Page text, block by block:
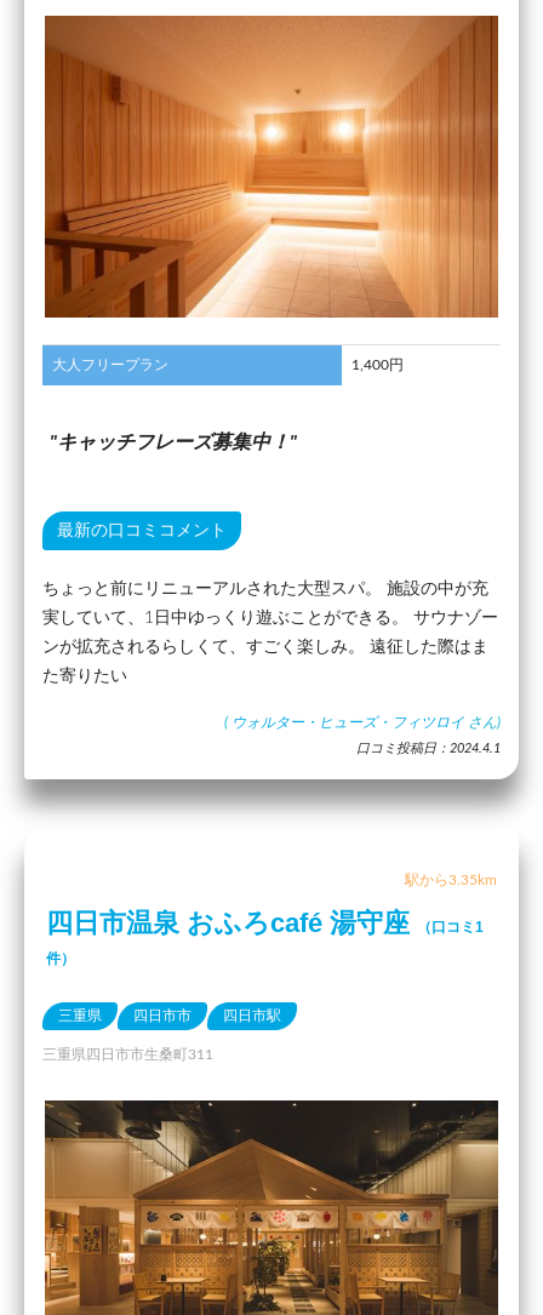
大人フリープラン 1,400円
キャッチフレーズ募集中！
最新の口コミコメント
ちょっと前にリニューアルされた大型スパ。 施設の中が充
実していて、1日中ゆっくり遊ぶことができる。 サウナゾー
ンが拡充されるらしくて、すごく楽しみ。 遠征した際はま
た寄りたい
( ウォルター・ヒューズ・フィツロイ さん)
口コミ投稿日：2024.4.1
駅から3.35km
四日市温泉 おふろcafé 湯守座
（口コミ1
件）
三重県 四日市市 四日市駅
三重県四日市市生桑町311